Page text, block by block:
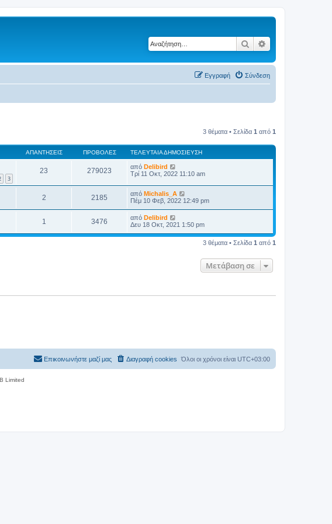
Αναζήτηση
Σύνδεση
Εγγραφή
3 θέματα • Σελίδα 1 από 1
ΑΠΑΝΤΉΣΕΙΣ ΠΡΟΒΟΛΈΣ ΤΕΛΕΥΤΑΊΑ ΔΗΜΟΣΊΕΥΣΗ
3
23 279023 από Delibird
Τρί 11 Οκτ, 2022 11:10 am
2 2185 από Michalis_A
Πέμ 10 Φεβ, 2022 12:49 pm
1 3476 από Delibird
Δευ 18 Οκτ, 2021 1:50 pm
3 θέματα • Σελίδα 1 από 1
Μετάβαση σε
Όλοι οι χρόνοι είναι UTC+03:00
Διαγραφή cookies
Επικοινωνήστε μαζί μας
Limited